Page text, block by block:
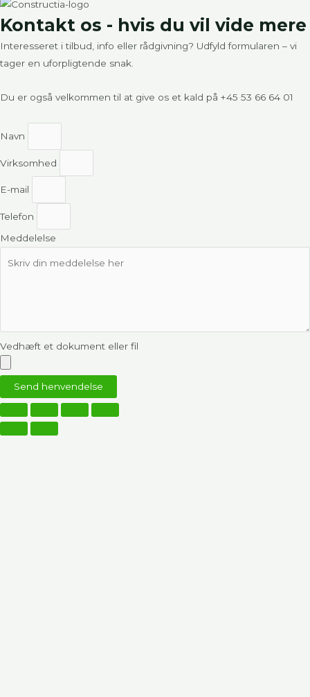
Kontakt os - hvis du vil vide mere
Interesseret i tilbud, info eller rådgivning? Udfyld formularen – vi
tager en uforpligtende snak.
Du er også velkommen til at give os et kald på +45 53 66 64 01
Navn
Virksomhed
E-mail
Telefon
Meddelelse
Vedhæft et dokument eller fil
Send henvendelse